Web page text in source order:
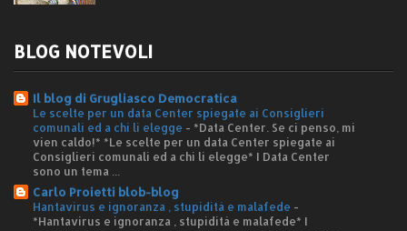
BLOG NOTEVOLI
Il blog di Grugliasco Democratica
Le scelte per un data Center spiegate ai Consiglieri
comunali ed a chi li elegge - *Data Center. Se ci penso, mi
vien caldo!* *Le scelte per un data Center spiegate ai
Consiglieri comunali ed a chi li elegge* I Data Center
sono un tema ...
Carlo Proietti blob-blog
Hantavirus e ignoranza , stupidità e malafede -
*Hantavirus e ignoranza , stupidità e malafede* I